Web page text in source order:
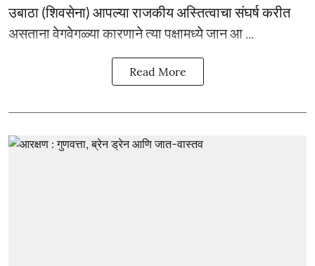
उबाठा (शिवसेना) आपल्या राजकीय अस्तित्वाचा संघर्ष करीत
असताना वेगवेगळ्या कारणाने त्या पक्षामध्ये जान आ ...
Read More